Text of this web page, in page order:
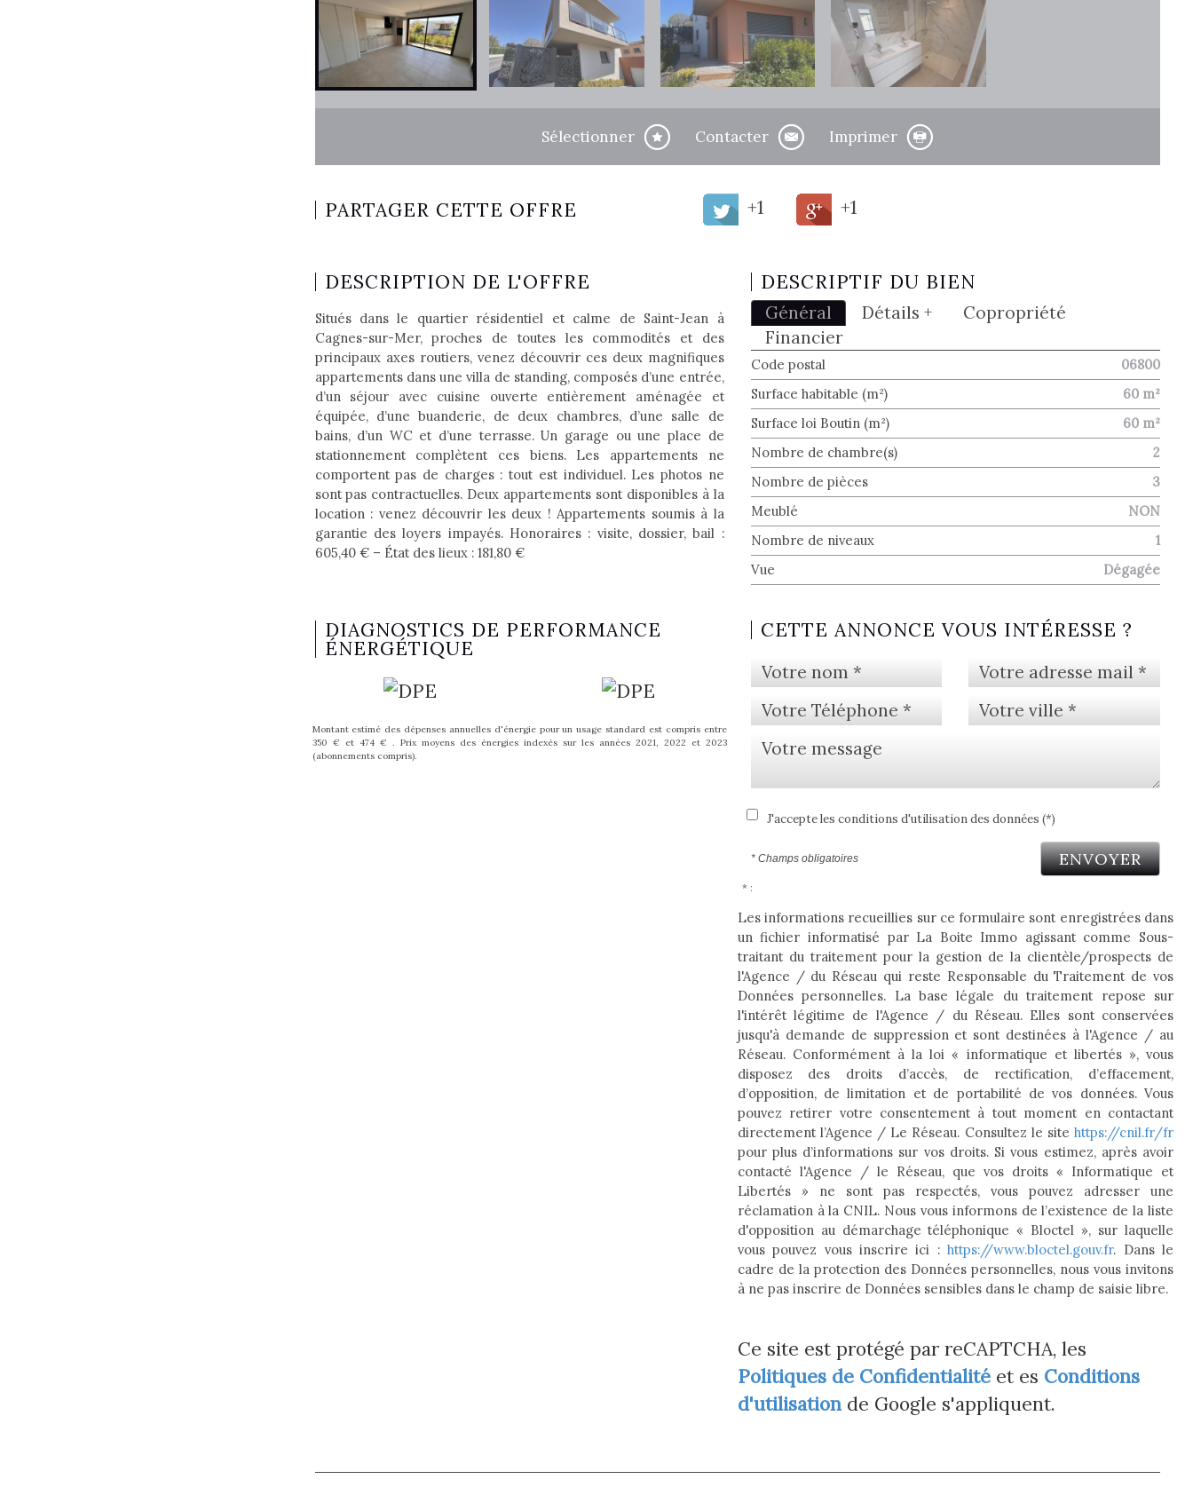
Sélectionner Contacter Imprimer
PARTAGER CETTE OFFRE +1 +1
DESCRIPTION DE L'OFFRE
Situés dans le quartier résidentiel et calme de Saint-Jean à
Cagnes-sur-Mer, proches de toutes les commodités et des
principaux axes routiers, venez découvrir ces deux magnifiques
appartements dans une villa de standing, composés d’une entrée,
d’un séjour avec cuisine ouverte entièrement aménagée et
équipée, d’une buanderie, de deux chambres, d’une salle de
bains, d’un WC et d’une terrasse. Un garage ou une place de
stationnement complètent ces biens. Les appartements ne
comportent pas de charges : tout est individuel. Les photos ne
sont pas contractuelles. Deux appartements sont disponibles à la
location : venez découvrir les deux ! Appartements soumis à la
garantie des loyers impayés. Honoraires : visite, dossier, bail :
605,40 € – État des lieux : 181,80 €
DESCRIPTIF DU BIEN
Général Détails +
Copropriété
Financier
Code postal
06800
Surface habitable (m²)
60 m²
Surface loi Boutin (m²)
60 m²
Nombre de chambre(s)
2
Nombre de pièces
3
Meublé
NON
Nombre de niveaux
1
Vue
Dégagée
DIAGNOSTICS DE PERFORMANCE
ÉNERGÉTIQUE
Montant estimé des dépenses annuelles d'énergie pour un usage standard est compris entre
350 € et 474 € . Prix moyens des énergies indexés sur les années 2021, 2022 et 2023
(abonnements compris).
CETTE ANNONCE VOUS INTÉRESSE ?
J'accepte les conditions d'utilisation des données (*)
* Champs obligatoires ENVOYER
* :
Les informations recueillies sur ce formulaire sont enregistrées dans
un fichier informatisé par La Boite Immo agissant comme Sous-
traitant du traitement pour la gestion de la clientèle/prospects de
l'Agence / du Réseau qui reste Responsable du Traitement de vos
Données personnelles. La base légale du traitement repose sur
l'intérêt légitime de l'Agence / du Réseau. Elles sont conservées
jusqu'à demande de suppression et sont destinées à l'Agence / au
Réseau. Conformément à la loi « informatique et libertés », vous
disposez des droits d’accès, de rectification, d’effacement,
d’opposition, de limitation et de portabilité de vos données. Vous
pouvez retirer votre consentement à tout moment en contactant
directement l’Agence / Le Réseau. Consultez le site https://cnil.fr/fr
pour plus d’informations sur vos droits. Si vous estimez, après avoir
contacté l'Agence / le Réseau, que vos droits « Informatique et
Libertés » ne sont pas respectés, vous pouvez adresser une
réclamation à la CNIL. Nous vous informons de l’existence de la liste
d'opposition au démarchage téléphonique « Bloctel », sur laquelle
vous pouvez vous inscrire ici :https://www.bloctel.gouv.fr. Dans le
cadre de la protection des Données personnelles, nous vous invitons
à ne pas inscrire de Données sensibles dans le champ de saisie libre.
Ce site est protégé par reCAPTCHA, les
Politiques de Confidentialitéet es Conditions
d'utilisationde Google s'appliquent.